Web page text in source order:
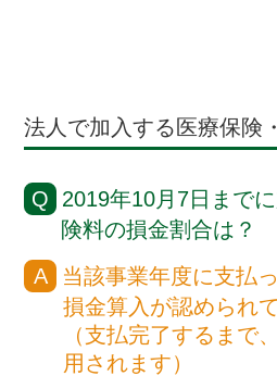
法人で加入する医療保険
2019年10月7日まで
険料の損金割合は？
当該事業年度に支払
損金算入が認められ
（支払完了するまで
用されます）